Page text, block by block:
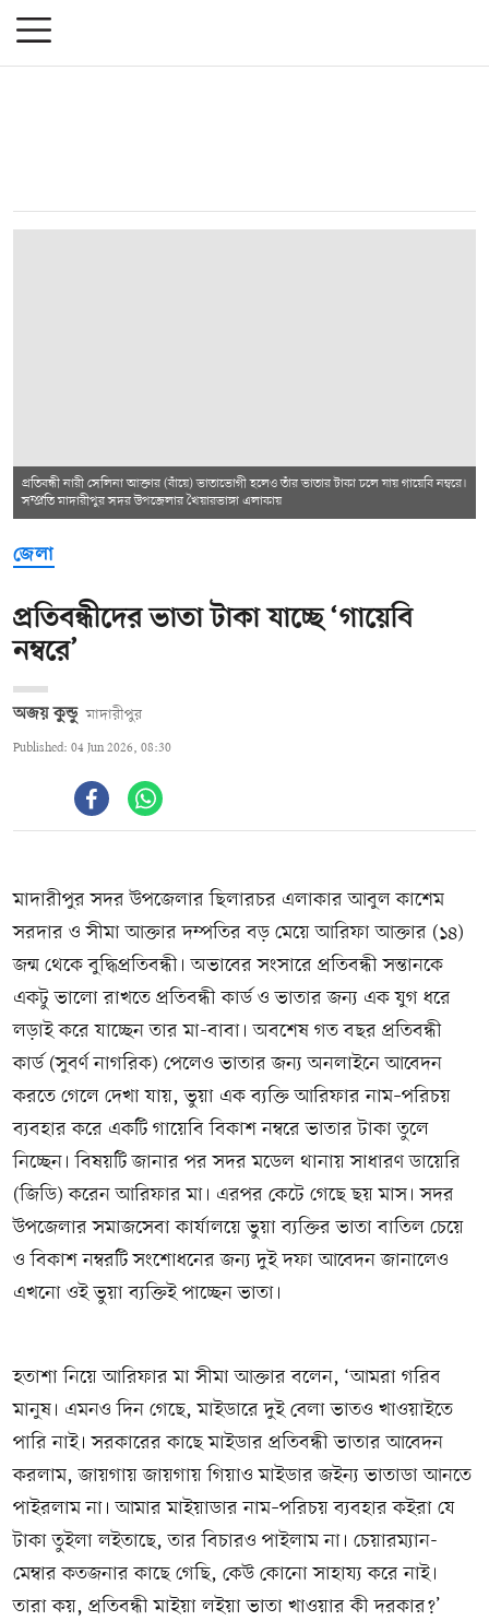
প্রতিবন্ধী নারী সেলিনা আক্তার (বাঁয়ে) ভাতাভোগী হলেও তাঁর ভাতার টাকা চলে যায় গায়েবি নম্বরে।
সম্প্রতি মাদারীপুর সদর উপজেলার খৈয়ারভাঙ্গা এলাকায়
জেলা
প্রতিবন্ধীদের ভাতা টাকা যাচ্ছে ‘গায়েবি
নম্বরে’
অজয় কুন্ডু মাদারীপুর
Published: 04 Jun 2026, 08:30
মাদারীপুর সদর উপজেলার ছিলারচর এলাকার আবুল কাশেম
সরদার ও সীমা আক্তার দম্পতির বড় মেয়ে আরিফা আক্তার (১৪)
জন্ম থেকে বুদ্ধিপ্রতিবন্ধী। অভাবের সংসারে প্রতিবন্ধী সন্তানকে
একটু ভালো রাখতে প্রতিবন্ধী কার্ড ও ভাতার জন্য এক যুগ ধরে
লড়াই করে যাচ্ছেন তার মা-বাবা। অবশেষ গত বছর প্রতিবন্ধী
কার্ড (সুবর্ণ নাগরিক) পেলেও ভাতার জন্য অনলাইনে আবেদন
করতে গেলে দেখা যায়, ভুয়া এক ব্যক্তি আরিফার নাম–পরিচয়
ব্যবহার করে একটি গায়েবি বিকাশ নম্বরে ভাতার টাকা তুলে
নিচ্ছেন। বিষয়টি জানার পর সদর মডেল থানায় সাধারণ ডায়েরি
(জিডি) করেন আরিফার মা। এরপর কেটে গেছে ছয় মাস। সদর
উপজেলার সমাজসেবা কার্যালয়ে ভুয়া ব্যক্তির ভাতা বাতিল চেয়ে
ও বিকাশ নম্বরটি সংশোধনের জন্য দুই দফা আবেদন জানালেও
এখনো ওই ভুয়া ব্যক্তিই পাচ্ছেন ভাতা।
হতাশা নিয়ে আরিফার মা সীমা আক্তার বলেন, ‘আমরা গরিব
মানুষ। এমনও দিন গেছে, মাইডারে দুই বেলা ভাতও খাওয়াইতে
পারি নাই। সরকারের কাছে মাইডার প্রতিবন্ধী ভাতার আবেদন
করলাম, জায়গায় জায়গায় গিয়াও মাইডার জইন্য ভাতাডা আনতে
পাইরলাম না। আমার মাইয়াডার নাম–পরিচয় ব্যবহার কইরা যে
টাকা তুইলা লইতাছে, তার বিচারও পাইলাম না। চেয়ারম্যান-
মেম্বার কতজনার কাছে গেছি, কেউ কোনো সাহায্য করে নাই।
তারা কয়, প্রতিবন্ধী মাইয়া লইয়া ভাতা খাওয়ার কী দরকার?’